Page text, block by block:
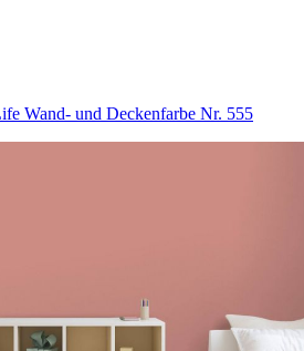
Wand- und Deckenfarbe Nr. 555